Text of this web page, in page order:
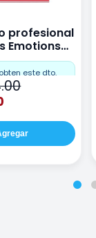
profesional
Emotions
Coral
este dto.